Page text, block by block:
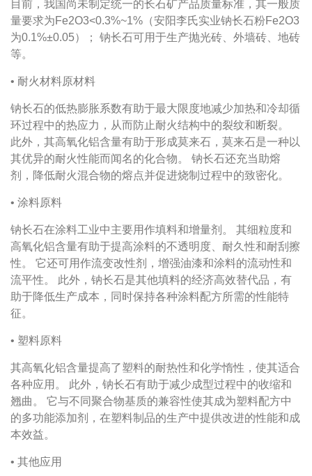
目前，我国尚未制定统一的长石矿产品质量标准，其一般质
量要求为Fe2O3<0.3%~1% （安阳李氏实业钠长石粉Fe2O3
为0.1%±0.05）； 钠长石可用于生产抛光砖、外墙砖、地砖
等。
• 耐火材料原材料
钠长石的低热膨胀系数有助于最大限度地减少加热和冷却循
环过程中的热应力，从而防止耐火结构中的裂纹和断裂。
此外，其高氧化铝含量有助于形成莫来石，莫来石是一种以
其优异的耐火性能而闻名的化合物。
钠长石还充当助熔
剂，降低耐火混合物的熔点并促进烧制过程中的致密化。
• 涂料原料
钠长石在涂料工业中主要用作填料和增量剂。
其细粒度和
高氧化铝含量有助于提高涂料的不透明度、耐久性和耐刮擦
性。
它还可用作流变改性剂，增强油漆和涂料的流动性和
流平性。
此外，钠长石是其他填料的经济高效替代品，有
助于降低生产成本，同时保持各种涂料配方所需的性能特
征。
• 塑料原料
其高氧化铝含量提高了塑料的耐热性和化学惰性，使其适合
各种应用。
此外，钠长石有助于减少成型过程中的收缩和
翘曲。
它与不同聚合物基质的兼容性使其成为塑料配方中
的多功能添加剂，在塑料制品的生产中提供改进的性能和成
本效益。
• 其他应用